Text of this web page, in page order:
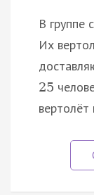
В группе
Их
25